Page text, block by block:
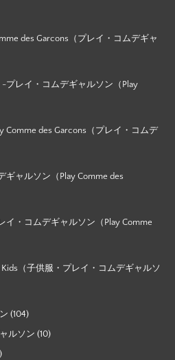
des Garcons（プレイ・コムデギャ
プレイ・コムデギャルソン（Play
Comme des Garcons（プレイ・コムデ
ャルソン（Play Comme des
・コムデギャルソン（Play Comme
Kids（子供服・プレイ・コムデギャルソ
(104)
ルソン (10)